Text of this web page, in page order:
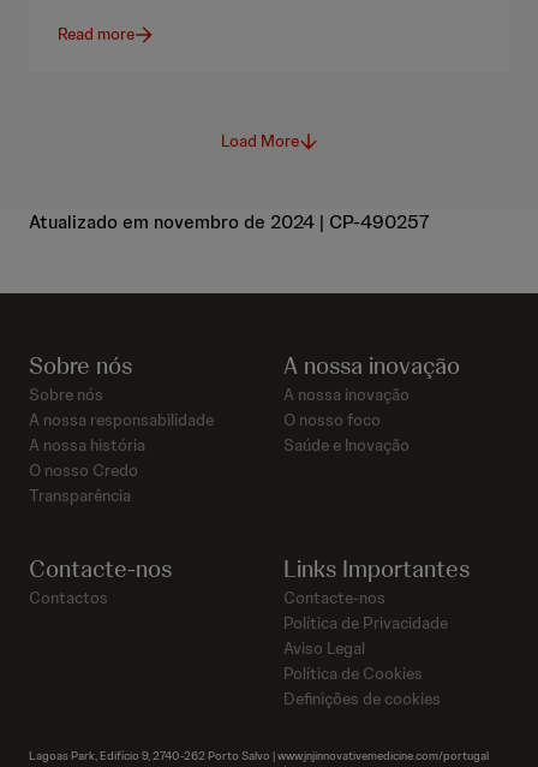
Read more
Load More
Atualizado em novembro de 2024 | CP-490257
Sobre nós
Sobre nós
A nossa responsabilidade
A nossa história
O nosso Credo
Transparência
A nossa inovação
A nossa inovação
O nosso foco
Saúde e Inovação
Contacte-nos
Contactos
Links Importantes
Contacte-nos
Política de Privacidade
Aviso Legal
Política de Cookies
Definições de cookies
Lagoas Park, Edifício 9, 2740-262 Porto Salvo | www.jnjinnovativemedicine.com/portugal